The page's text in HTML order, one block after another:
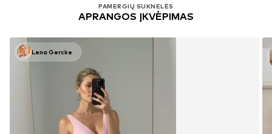
PAMERGIŲ SUKNELĖS
APRANGOS ĮKVĖPIMAS
Lena Gercke